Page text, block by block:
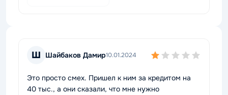
Ш Шайбаков Дамир10.01.2024
Это просто смех. Пришел к ним за кредитом на
40 тыс., а они сказали, что мне нужно